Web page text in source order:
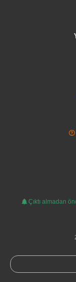
Çıktı almadan